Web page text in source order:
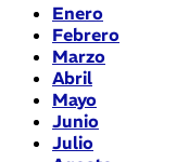
Enero
Febrero
Marzo
Abril
Mayo
Junio
Julio